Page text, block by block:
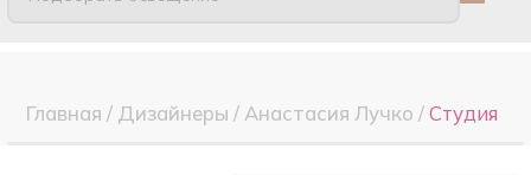
Главная / Дизайнеры / Анастасия Лучко /Студия